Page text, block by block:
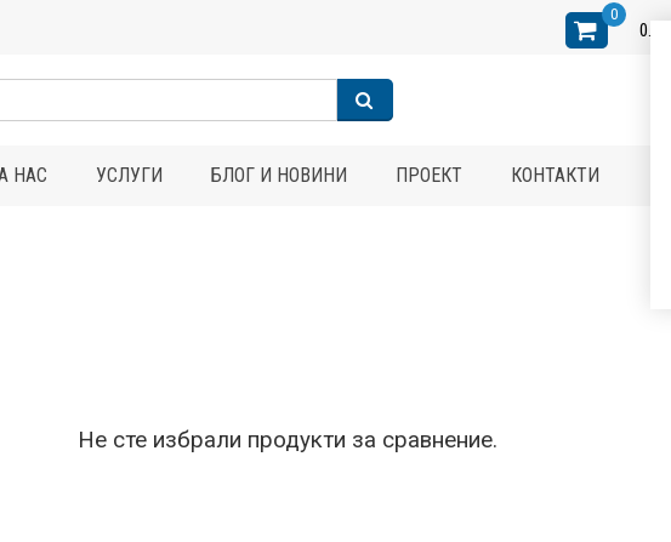
0
0.
НАС УСЛУГИ БЛОГ И НОВИНИ ПРОЕКТ КОНТАКТИ
Не сте избрали продукти за сравнение.